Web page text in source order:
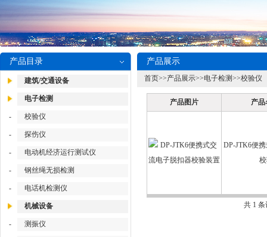
产品目录
建筑/交通设备
电子检测
- 校验仪
- 探伤仪
- 电动机经济运行测试仪
- 钢丝绳无损检测
- 电话机检测仪
机械设备
- 测振仪
产品展示
首页>>产品展示>>电子检测>>校验仪
产品图片 产品
DP-JTK6便
共 1